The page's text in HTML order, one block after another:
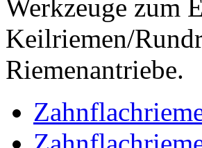
Werkzeuge zum
Keilriemen/
Riemenantriebe.